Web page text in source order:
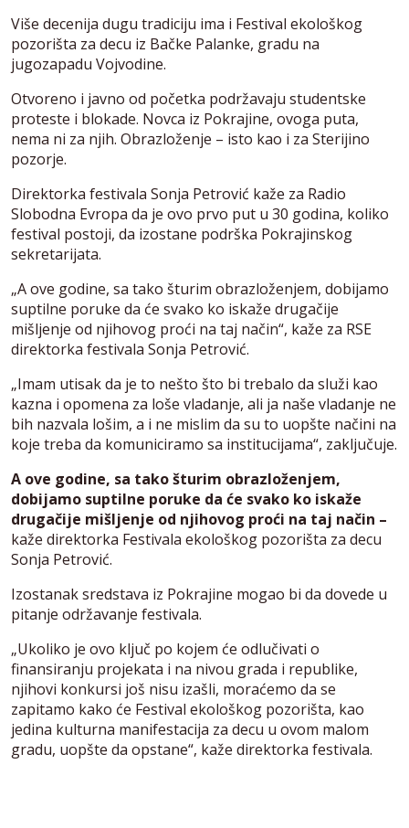
Više decenija dugu tradiciju ima i Festival ekološkog
pozorišta za decu iz Bačke Palanke, gradu na
jugozapadu Vojvodine.
Otvoreno i javno od početka podržavaju studentske
proteste i blokade. Novca iz Pokrajine, ovoga puta,
nema ni za njih. Obrazloženje – isto kao i za Sterijino
pozorje.
Direktorka festivala Sonja Petrović kaže za Radio
Slobodna Evropa da je ovo prvo put u 30 godina, koliko
festival postoji, da izostane podrška Pokrajinskog
sekretarijata.
„A ove godine, sa tako šturim obrazloženjem, dobijamo
suptilne poruke da će svako ko iskaže drugačije
mišljenje od njihovog proći na taj način“, kaže za RSE
direktorka festivala Sonja Petrović.
„Imam utisak da je to nešto što bi trebalo da služi kao
kazna i opomena za loše vladanje, ali ja naše vladanje ne
bih nazvala lošim, a i ne mislim da su to uopšte načini na
koje treba da komuniciramo sa institucijama“, zaključuje.
A ove godine, sa tako šturim obrazloženjem,
dobijamo suptilne poruke da će svako ko iskaže
drugačije mišljenje od njihovog proći na taj način –
kaže direktorka Festivala ekološkog pozorišta za decu
Sonja Petrović.
Izostanak sredstava iz Pokrajine mogao bi da dovede u
pitanje održavanje festivala.
„Ukoliko je ovo ključ po kojem će odlučivati o
finansiranju projekata i na nivou grada i republike,
njihovi konkursi još nisu izašli, moraćemo da se
zapitamo kako će Festival ekološkog pozorišta, kao
jedina kulturna manifestacija za decu u ovom malom
gradu, uopšte da opstane“, kaže direktorka festivala.